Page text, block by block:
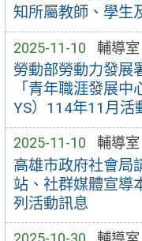
知所屬教師、學生
2025-11-10 輔導室
勞動部勞動力發展
「青年職涯發展
YS）114年11月活
2025-11-10 輔導室
高雄市政府社會局
站、社群媒體宣導
列活動訊息